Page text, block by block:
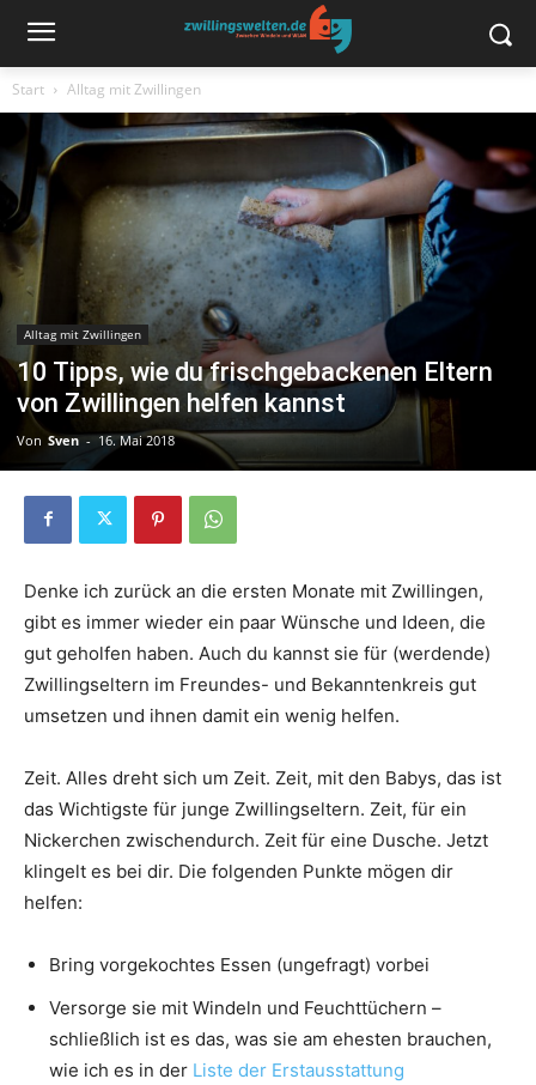
Start Alltag mit Zwillingen
Alltag mit Zwillingen
10 Tipps, wie du frischgebackenen Eltern
von Zwillingen helfen kannst
Von Sven - 16. Mai 2018
Denke ich zurück an die ersten Monate mit Zwillingen,
gibt es immer wieder ein paar Wünsche und Ideen, die
gut geholfen haben. Auch du kannst sie für (werdende)
Zwillingseltern im Freundes- und Bekanntenkreis gut
umsetzen und ihnen damit ein wenig helfen.
Zeit. Alles dreht sich um Zeit. Zeit, mit den Babys, das ist
das Wichtigste für junge Zwillingseltern. Zeit, für ein
Nickerchen zwischendurch. Zeit für eine Dusche. Jetzt
klingelt es bei dir. Die folgenden Punkte mögen dir
helfen:
Bring vorgekochtes Essen (ungefragt) vorbei
Versorge sie mit Windeln und Feuchttüchern –
schließlich ist es das, was sie am ehesten brauchen,
wie ich es in der Liste der Erstausstattung